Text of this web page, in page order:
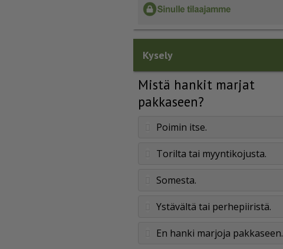
Kysely
Mistä hankit marjat
pakkaseen?
Poimin itse.
Torilta tai myyntikojusta.
Somesta.
Ystävältä tai perhepiiristä.
En hanki marjoja pakkaseen.